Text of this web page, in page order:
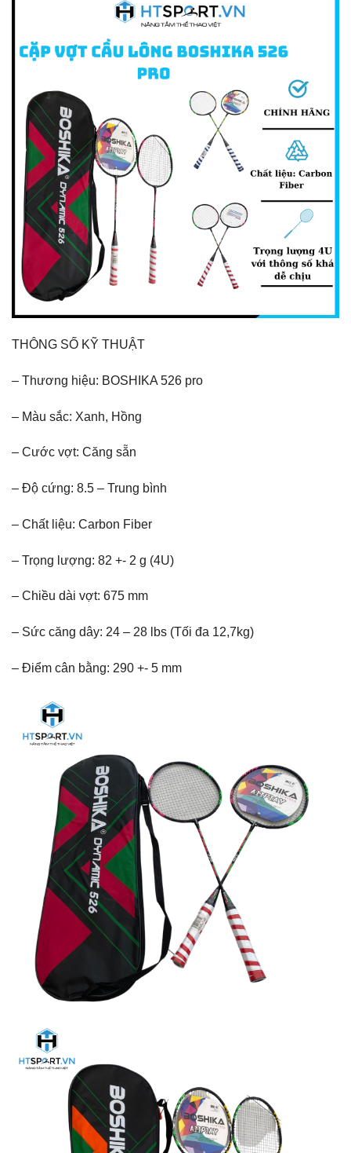
THÔNG SỐ KỸ THUẬT
– Thương hiệu: BOSHIKA 526 pro
– Màu sắc: Xanh, Hồng
– Cước vợt: Căng sẵn
– Độ cứng: 8.5 – Trung bình
– Chất liệu: Carbon Fiber
– Trọng lượng: 82 +- 2 g (4U)
– Chiều dài vợt: 675 mm
– Sức căng dây: 24 – 28 lbs (Tối đa 12,7kg)
– Điểm cân bằng: 290 +- 5 mm